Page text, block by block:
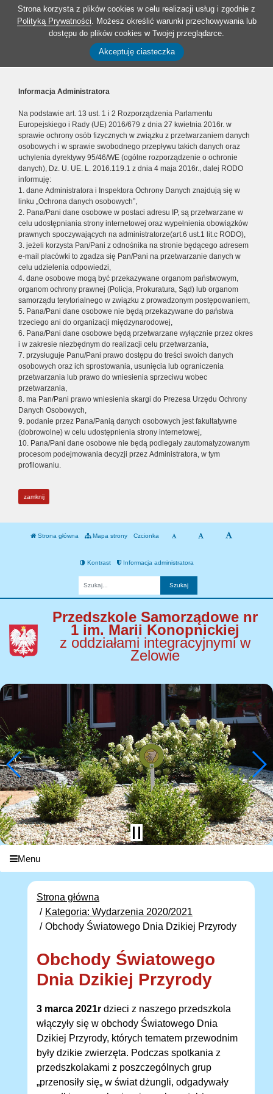
Strona korzysta z plików cookies w celu realizacji usług i zgodnie z
Polityką Prywatności. Możesz określić warunki przechowywania lub
dostępu do plików cookies w Twojej przeglądarce.
Akceptuję ciasteczka
Informacja Administratora
Na podstawie art. 13 ust. 1 i 2 Rozporządzenia Parlamentu
Europejskiego i Rady (UE) 2016/679 z dnia 27 kwietnia 2016r. w
sprawie ochrony osób fizycznych w związku z przetwarzaniem danych
osobowych i w sprawie swobodnego przepływu takich danych oraz
uchylenia dyrektywy 95/46/WE (ogólne rozporządzenie o ochronie
danych), Dz. U. UE. L. 2016.119.1 z dnia 4 maja 2016r., dalej RODO
informuję:
1. dane Administratora i Inspektora Ochrony Danych znajdują się w
linku „Ochrona danych osobowych”,
2. Pana/Pani dane osobowe w postaci adresu IP, są przetwarzane w
celu udostępniania strony internetowej oraz wypełnienia obowiązków
prawnych spoczywających na administratorze(art.6 ust.1 lit.c RODO),
3. jeżeli korzysta Pan/Pani z odnośnika na stronie będącego adresem
e-mail placówki to zgadza się Pan/Pani na przetwarzanie danych w
celu udzielenia odpowiedzi,
4. dane osobowe mogą być przekazywane organom państwowym,
organom ochrony prawnej (Policja, Prokuratura, Sąd) lub organom
samorządu terytorialnego w związku z prowadzonym postępowaniem,
5. Pana/Pani dane osobowe nie będą przekazywane do państwa
trzeciego ani do organizacji międzynarodowej,
6. Pana/Pani dane osobowe będą przetwarzane wyłącznie przez okres
i w zakresie niezbędnym do realizacji celu przetwarzania,
7. przysługuje Panu/Pani prawo dostępu do treści swoich danych
osobowych oraz ich sprostowania, usunięcia lub ograniczenia
przetwarzania lub prawo do wniesienia sprzeciwu wobec
przetwarzania,
8. ma Pan/Pani prawo wniesienia skargi do Prezesa Urzędu Ochrony
Danych Osobowych,
9. podanie przez Pana/Panią danych osobowych jest fakultatywne
(dobrowolne) w celu udostępnienia strony internetowej,
10. Pana/Pani dane osobowe nie będą podlegały zautomatyzowanym
procesom podejmowania decyzji przez Administratora, w tym
profilowaniu.
zamknij
Strona główna Mapa strony Czcionka
Kontrast Informacja administratora
Przedszkole Samorządowe nr
1 im. Marii Konopnickiej
z oddziałami integracyjnymi w
Zelowie
Menu
Strona główna
Kategoria: Wydarzenia 2020/2021
Obchody Światowego Dnia Dzikiej Przyrody
Obchody Światowego
Dnia Dzikiej Przyrody
3 marca 2021r dzieci z naszego przedszkola
włączyły się w obchody Światowego Dnia
Dzikiej Przyrody, których tematem przewodnim
były dzikie zwierzęta. Podczas spotkania z
przedszkolakami z poszczególnych grup
„przenosiły się„ w świat dżungli, odgadywały